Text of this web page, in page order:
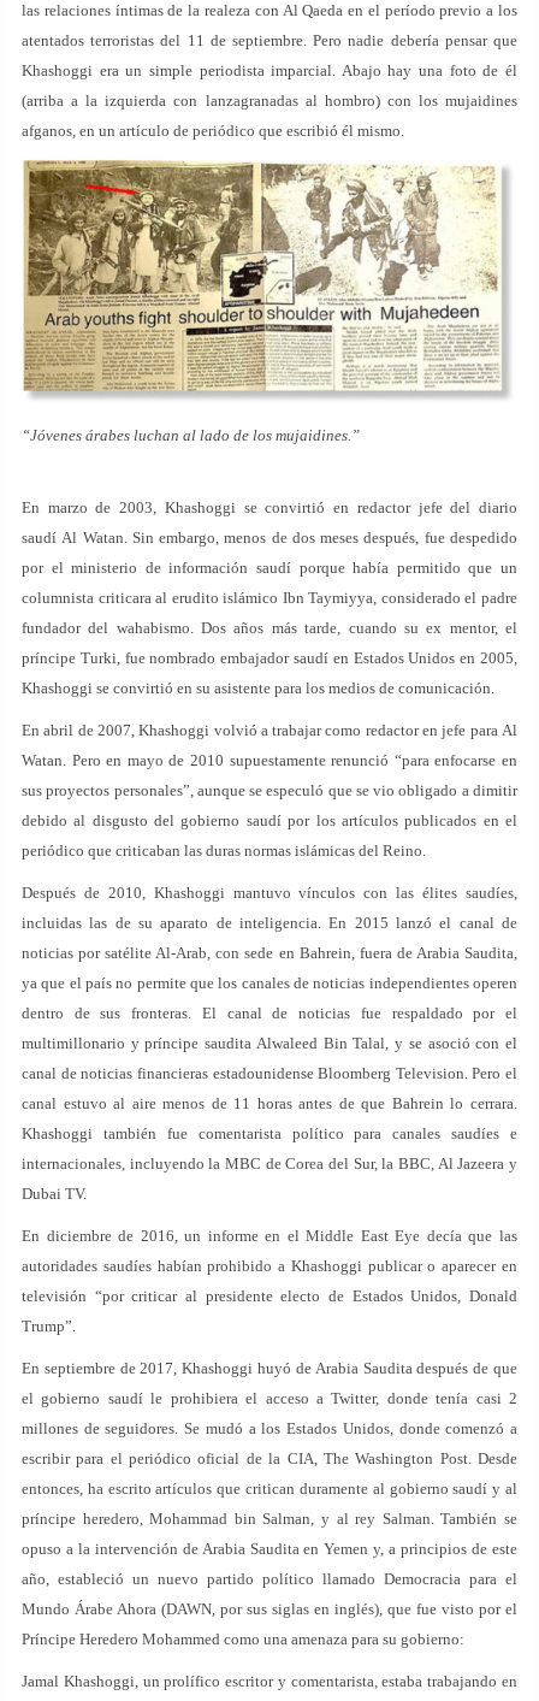
las relaciones íntimas de la realeza con Al Qaeda en el período previo a los
atentados terroristas del 11 de septiembre. Pero nadie debería pensar que
Khashoggi era un simple periodista imparcial. Abajo hay una foto de él
(arriba a la izquierda con lanzagranadas al hombro) con los mujaidines
afganos, en un artículo de periódico que escribió él mismo.
“Jóvenes árabes luchan al lado de los mujaidines.”
En marzo de 2003, Khashoggi se convirtió en redactor jefe del diario
saudí Al Watan. Sin embargo, menos de dos meses después, fue despedido
por el ministerio de información saudí porque había permitido que un
columnista criticara al erudito islámico Ibn Taymiyya, considerado el padre
fundador del wahabismo. Dos años más tarde, cuando su ex mentor, el
príncipe Turki, fue nombrado embajador saudí en Estados Unidos en 2005,
Khashoggi se convirtió en su asistente para los medios de comunicación.
En abril de 2007, Khashoggi volvió a trabajar como redactor en jefe para Al
Watan. Pero en mayo de 2010 supuestamente renunció “para enfocarse en
sus proyectos personales”, aunque se especuló que se vio obligado a dimitir
debido al disgusto del gobierno saudí por los artículos publicados en el
periódico que criticaban las duras normas islámicas del Reino.
Después de 2010, Khashoggi mantuvo vínculos con las élites saudíes,
incluidas las de su aparato de inteligencia. En 2015 lanzó el canal de
noticias por satélite Al-Arab, con sede en Bahrein, fuera de Arabia Saudita,
ya que el país no permite que los canales de noticias independientes operen
dentro de sus fronteras. El canal de noticias fue respaldado por el
multimillonario y príncipe saudita Alwaleed Bin Talal, y se asoció con el
canal de noticias financieras estadounidense Bloomberg Television. Pero el
canal estuvo al aire menos de 11 horas antes de que Bahrein lo cerrara.
Khashoggi también fue comentarista político para canales saudíes e
internacionales, incluyendo la MBC de Corea del Sur, la BBC, Al Jazeera y
Dubai TV.
En diciembre de 2016, un informe en el Middle East Eye decía que las
autoridades saudíes habían prohibido a Khashoggi publicar o aparecer en
televisión “por criticar al presidente electo de Estados Unidos, Donald
Trump”.
En septiembre de 2017, Khashoggi huyó de Arabia Saudita después de que
el gobierno saudí le prohibiera el acceso a Twitter, donde tenía casi 2
millones de seguidores. Se mudó a los Estados Unidos, donde comenzó a
escribir para el periódico oficial de la CIA, The Washington Post. Desde
entonces, ha escrito artículos que critican duramente al gobierno saudí y al
príncipe heredero, Mohammad bin Salman, y al rey Salman. También se
opuso a la intervención de Arabia Saudita en Yemen y, a principios de este
año, estableció un nuevo partido político llamado Democracia para el
Mundo Árabe Ahora (DAWN, por sus siglas en inglés), que fue visto por el
Príncipe Heredero Mohammed como una amenaza para su gobierno:
Jamal Khashoggi, un prolífico escritor y comentarista, estaba trabajando en